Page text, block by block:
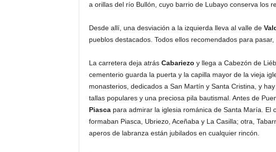
a orillas del río Bullón, cuyo barrio de Lubayo conserva los
Desde allí, una desviación a la izquierda lleva al valle de
pueblos destacados. Todos ellos recomendados para pasar,
La carretera deja atrás Cabariezo y llega a Cabezón de
cementerio guarda la puerta y la capilla mayor de la vieja
monasterios, dedicados a San Martín y Santa Cristina, y
tallas populares y una preciosa pila bautismal. Antes de
Piascapara admirar la iglesia románica de Santa María. El
formaban Piasca, Ubriezo, Aceñaba y La Casilla; otra,
aperos de labranza están jubilados en cualquier rincón.